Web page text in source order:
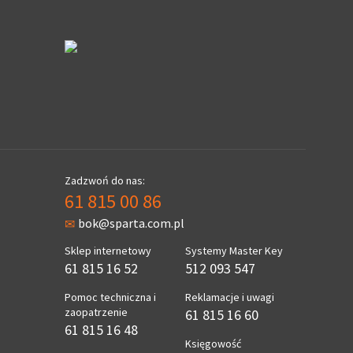
Zadzwoń do nas:
61 815 00 86
bok@sparta.com.pl
Sklep internetowy
61 815 16 52
Pomoc techniczna i
zaopatrzenie
61 815 16 48
Systemy Master Key
512 093 547
Reklamacje i uwagi
61 815 16 60
Księgowość